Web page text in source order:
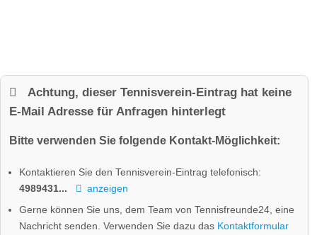
Achtung, dieser Tennisverein-Eintrag hat keine
E-Mail Adresse für Anfragen hinterlegt
Bitte verwenden Sie folgende Kontakt-Möglichkeit:
Kontaktieren Sie den Tennisverein-Eintrag telefonisch:
4989431...
anzeigen
Gerne können Sie uns, dem Team von Tennisfreunde24, eine
Nachricht senden. Verwenden Sie dazu das Kontaktformular